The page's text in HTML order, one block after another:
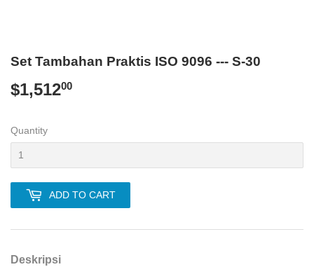
Set Tambahan Praktis ISO 9096 --- S-30
$1,51200
Quantity
ADD TO CART
Deskripsi